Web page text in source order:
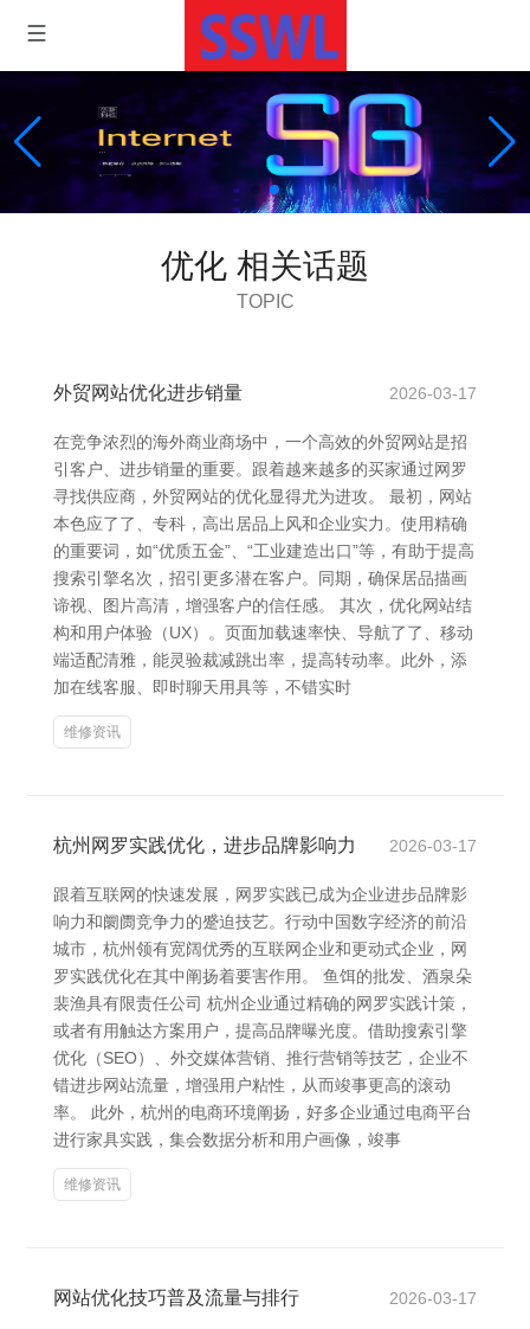
优化 相关话题
TOPIC
外贸网站优化进步销量 2026-03-17
在竞争浓烈的海外商业商场中，一个高效的外贸网站是招
引客户、进步销量的重要。跟着越来越多的买家通过网罗
寻找供应商，外贸网站的优化显得尤为进攻。 最初，网站
本色应了了、专科，高出居品上风和企业实力。使用精确
的重要词，如“优质五金”、“工业建造出口”等，有助于提高
搜索引擎名次，招引更多潜在客户。同期，确保居品描画
谛视、图片高清，增强客户的信任感。 其次，优化网站结
构和用户体验（UX）。页面加载速率快、导航了了、移动
端适配清雅，能灵验裁减跳出率，提高转动率。此外，添
加在线客服、即时聊天用具等，不错实时
维修资讯
杭州网罗实践优化，进步品牌影响力 2026-03-17
跟着互联网的快速发展，网罗实践已成为企业进步品牌影
响力和阛阓竞争力的蹙迫技艺。行动中国数字经济的前沿
城市，杭州领有宽阔优秀的互联网企业和更动式企业，网
罗实践优化在其中阐扬着要害作用。 鱼饵的批发、酒泉朵
裴渔具有限责任公司 杭州企业通过精确的网罗实践计策，
或者有用触达方案用户，提高品牌曝光度。借助搜索引擎
优化（SEO）、外交媒体营销、推行营销等技艺，企业不
错进步网站流量，增强用户粘性，从而竣事更高的滚动
率。 此外，杭州的电商环境阐扬，好多企业通过电商平台
进行家具实践，集会数据分析和用户画像，竣事
维修资讯
网站优化技巧普及流量与排行 2026-03-17